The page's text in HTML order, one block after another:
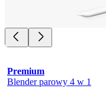
Premium
Blender parowy 4 w 1